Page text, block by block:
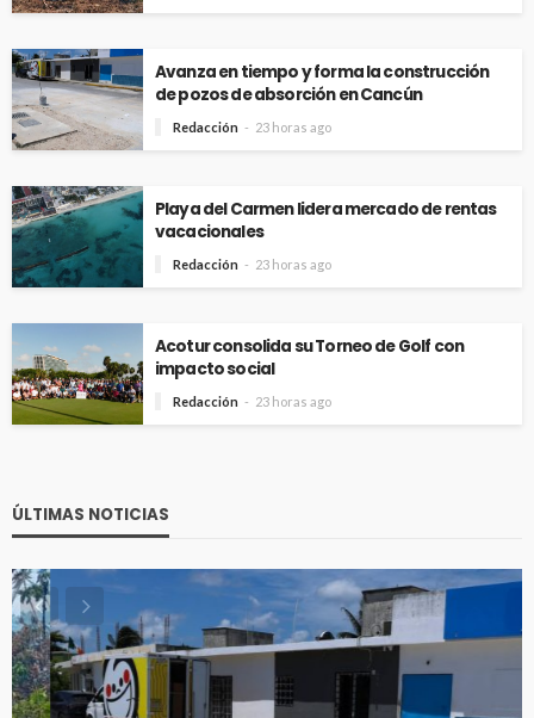
Avanza en tiempo y forma la construcción
de pozos de absorción en Cancún
Redacción 23 horas ago
Playa del Carmen lidera mercado de rentas
vacacionales
Redacción 23 horas ago
Acotur consolida su Torneo de Golf con
impacto social
Redacción 23 horas ago
ÚLTIMAS NOTICIAS